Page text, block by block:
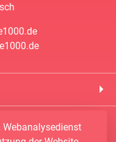
Webanalysedienst